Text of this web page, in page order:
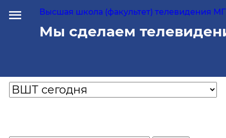
Высшая школа (факультет) телевидения
Мы сделаем